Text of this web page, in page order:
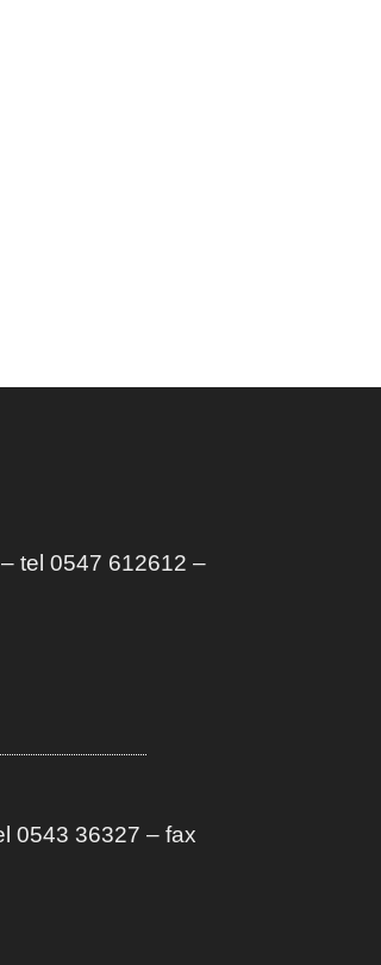
tel 0547 612612 –
0543 36327 – fax